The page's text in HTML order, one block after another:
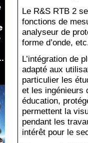
Le R&S RTB 2
fonctions de
analyseur de
forme d’onde,
L’intégration de
adapté aux
particulier les
et les ingénieurs
éducation,
permettent la
pendant les
intérêt pour le